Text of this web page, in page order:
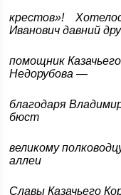
крестов»!
Иванович давний
помощник
Недорубова —
благодаря
бюст
великому
аллеи
Славы Казачьего